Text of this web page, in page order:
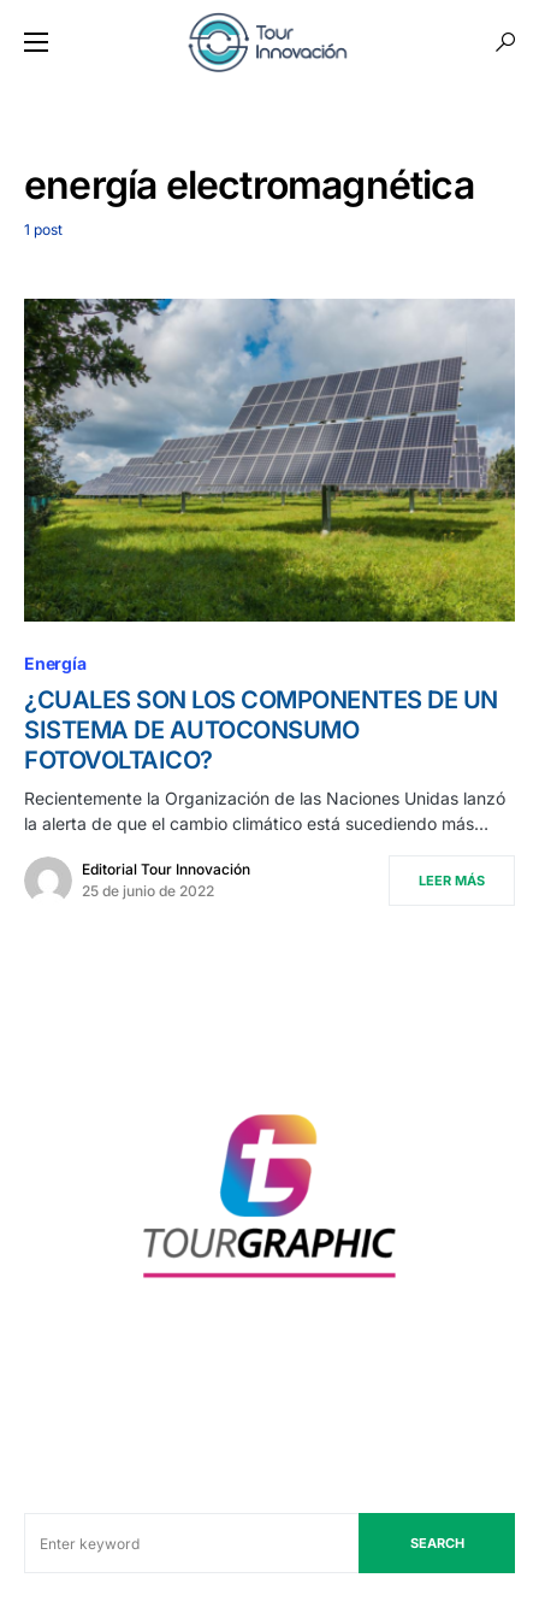
energía electromagnética
1 post
Energía
¿CUALES SON LOS COMPONENTES DE UN
SISTEMA DE AUTOCONSUMO
FOTOVOLTAICO?
Recientemente la Organización de las Naciones Unidas lanzó
la alerta de que el cambio climático está sucediendo más…
Editorial Tour Innovación
25 de junio de 2022
LEER MÁS
SEARCH